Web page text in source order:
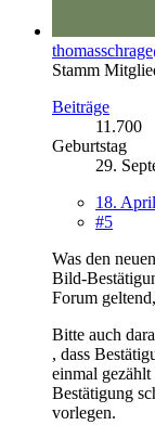
Stamm
Beiträge
11.700
Geburtstag
29.
18.
#5
Was den
Bild-
Forum
Bitte auch
, dass
einmal
Bestätigung
vorlegen.